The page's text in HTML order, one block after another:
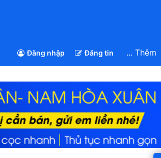
Đăng nhập Đăng tin ... Thêm